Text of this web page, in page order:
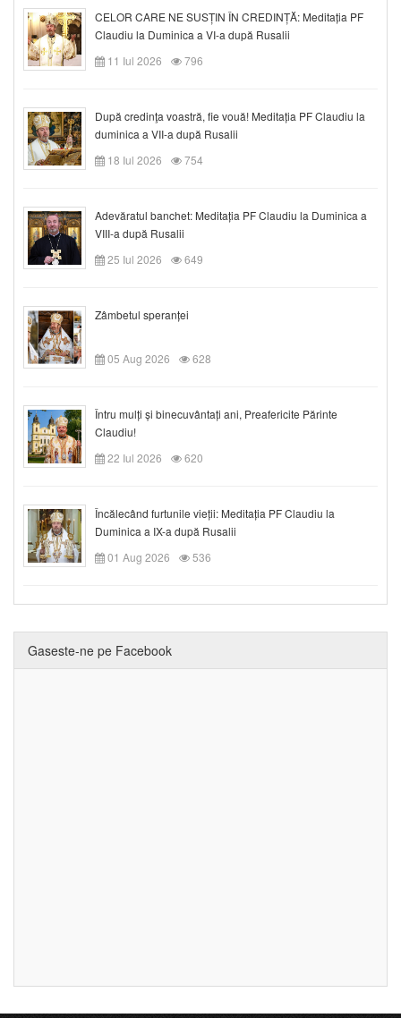
CELOR CARE NE SUSȚIN ÎN CREDINȚĂ: Meditația PF
Claudiu la Duminica a VI-a după Rusalii
11 Iul 2026
796
După credinţa voastră, fie vouă! Meditația PF Claudiu la
duminica a VII-a după Rusalii
18 Iul 2026
754
Adevăratul banchet: Meditația PF Claudiu la Duminica a
VIII-a după Rusalii
25 Iul 2026
649
Zâmbetul speranței
05 Aug 2026 628
Întru mulți și binecuvântați ani, Preafericite Părinte
Claudiu!
22 Iul 2026
620
Încălecând furtunile vieții: Meditația PF Claudiu la
Duminica a IX-a după Rusalii
01 Aug 2026
536
Gaseste-ne pe Facebook